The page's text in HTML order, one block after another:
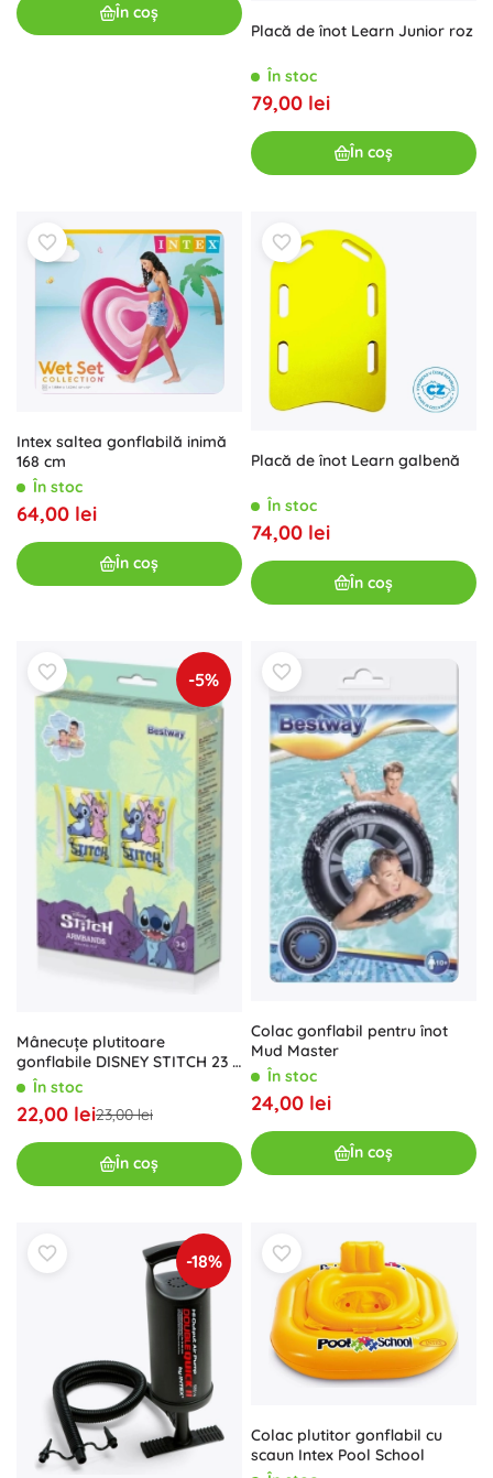
În coș
Placă de înot Learn Junior roz
În stoc
79,00 lei
În coș
Intex saltea gonflabilă inimă
168 cm
În stoc
64,00 lei
În coș
Placă de înot Learn galbenă
În stoc
74,00 lei
În coș
-5%
Mânecuțe plutitoare
gonflabile DISNEY STITCH 23 ×
15 cm pentru copii 3–6 ani
În stoc
22,00 lei23,00 lei
În coș
Colac gonflabil pentru înot
Mud Master
În stoc
24,00 lei
În coș
-18%
Colac plutitor gonflabil cu
scaun Intex Pool School